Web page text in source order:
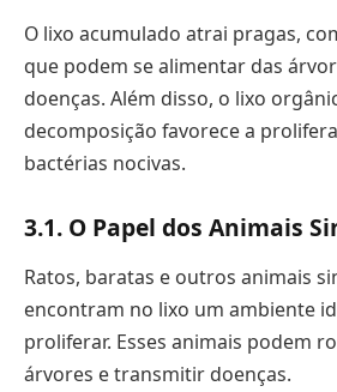
O lixo acumulado atrai pragas,
que podem se alimentar das
doenças. Além disso, o lixo
decomposição favorece a
bactérias nocivas.
3.1. O Papel dos Animais
Ratos, baratas e outros animais
encontram no lixo um ambiente
proliferar. Esses animais podem
árvores e transmitir doenças.